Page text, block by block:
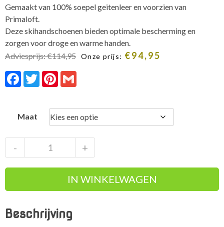
Gemaakt van 100% soepel geitenleer en voorzien van
Primaloft.
Deze skihandschoenen bieden optimale bescherming en
zorgen voor droge en warme handen.
Adviesprijs:€114,95 Onze prijs: €94,95
Facebook
TwitterPinterest
Maat
Montera
Prime
+
-
IN WINKELWAGEN
Beschrijving